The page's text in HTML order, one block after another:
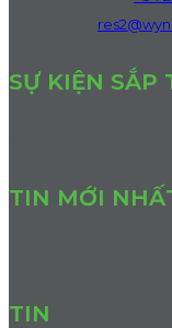
SỰ KIỆN SẮP
TIN MỚI
TIN